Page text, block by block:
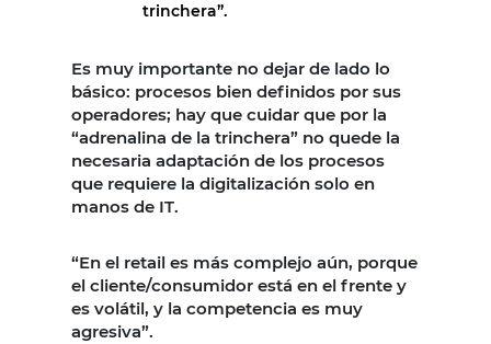
trinchera”.
Es muy importante no dejar de lado lo
básico: procesos bien definidos por sus
operadores; hay que cuidar que por la
“adrenalina de la trinchera” no quede la
necesaria adaptación de los procesos
que requiere la digitalización solo en
manos de IT.
“En el retail es más complejo aún, porque
el cliente/consumidor está en el frente y
es volátil, y la competencia es muy
agresiva”.